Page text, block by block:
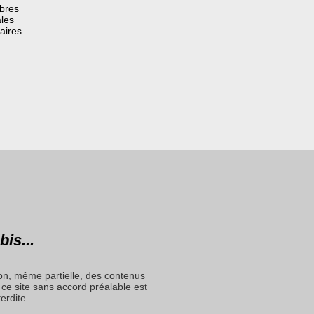
même partielle, des contenus
site sans accord préalable est